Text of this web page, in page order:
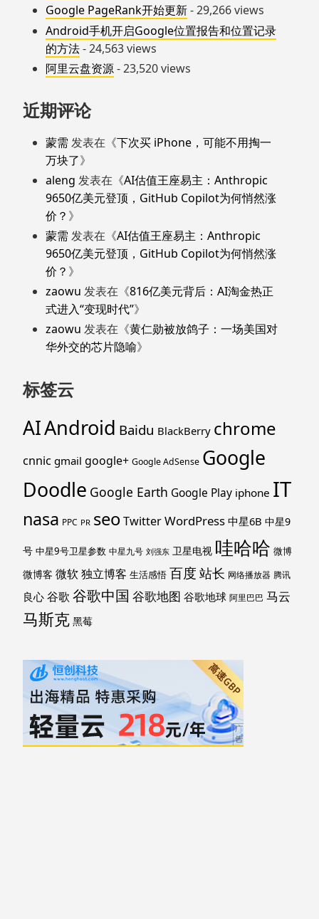
Google PageRank开始更新- 29,266 views
Android手机开启Google位置报告和位置记录
的方法- 24,563 views
阿里云盘资源- 23,520 views
近期评论
蒙需 发表在《下次买 iPhone，可能不用掏一
万块了》
aleng 发表在《AI估值王座易主：Anthropic
9650亿美元登顶，GitHub Copilot为何悄然涨
价？ 》
蒙需 发表在《AI估值王座易主：Anthropic
9650亿美元登顶，GitHub Copilot为何悄然涨
价？ 》
zaowu 发表在《816亿美元背后：AI淘金热正
式进入“变现时代”》
zaowu 发表在《黄仁勋被放鸽子：一场美国对
华外交的芯片隐喻》
标签云
AIAndroid Baidu BlackBerry chrome
cnnic gmail google+ Google AdSense Google
Doodle Google Earth Google Play iphone IT
nasa PPC PR seoTwitterWordPress 中星6B 中星9
号 中星9号卫星参数 中星九号 刘强东 卫星电视 哇哈哈 微博
微博客 微软独立博客 生活感悟 百度 站长 网络播放器 腾讯
良心 谷歌 谷歌中国 谷歌地图 谷歌地球 阿里巴巴 马云
马斯克 黑莓